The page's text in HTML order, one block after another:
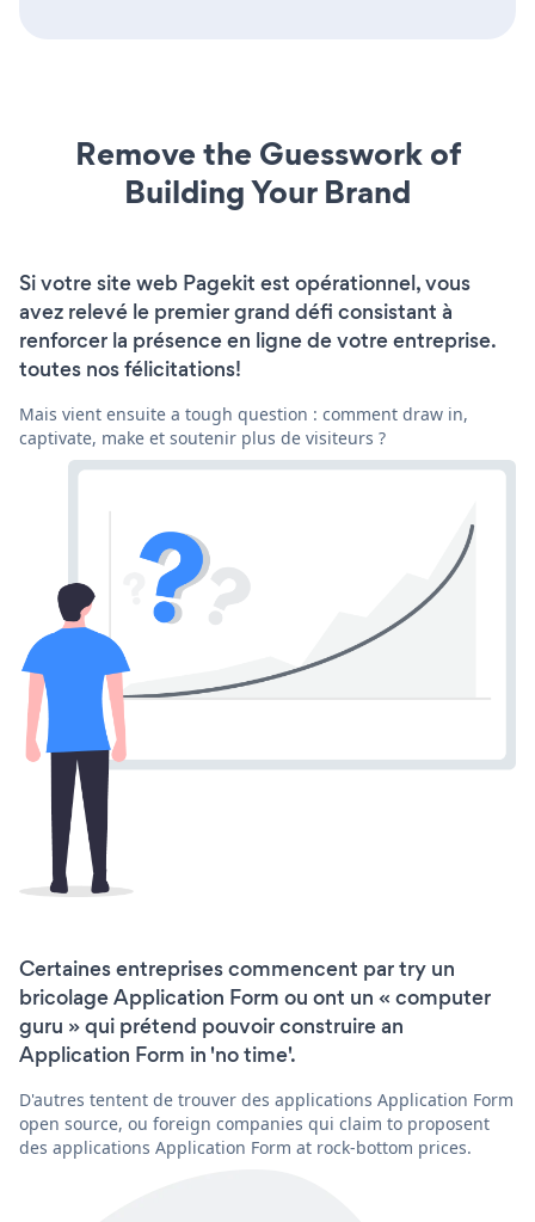
Remove the Guesswork of
Building Your Brand
Si votre site web Pagekit est opérationnel, vous
avez relevé le premier grand défi consistant à
renforcer la présence en ligne de votre entreprise.
toutes nos félicitations!
Mais vient ensuite a tough question : comment draw in,
captivate, make et soutenir plus de visiteurs ?
Certaines entreprises commencent par try un
bricolage Application Form ou ont un « computer
guru » qui prétend pouvoir construire an
Application Form in 'no time'.
D'autres tentent de trouver des applications Application Form
open source, ou foreign companies qui claim to proposent
des applications Application Form at rock-bottom prices.